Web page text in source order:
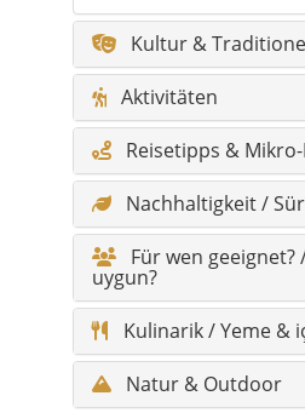
Reisetipps &
Nachhaltigkeit /
Für wen geeignet?
uygun?
Kulinarik / Yeme &
Natur & Outdoor
Feste &
Geschichte &
zaman çizelgesi